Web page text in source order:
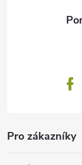
Pro zákazníky